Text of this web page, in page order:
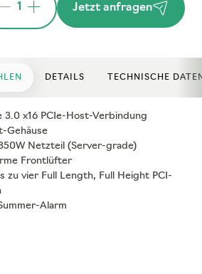
1 Jetzt anfragen
DETAILS TECHNISCHE
3.0 x16 PCIe-Host-Verbindung
Gehäuse
Netzteil (Server-grade)
Frontlüfter
zu vier Full Length, Full Height PCI-
Alarm